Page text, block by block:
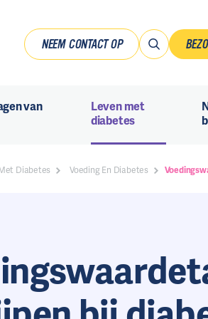
NEEM CONTACT OP
van
Leven met
diabetes
Diabetes Voeding En Diabetes